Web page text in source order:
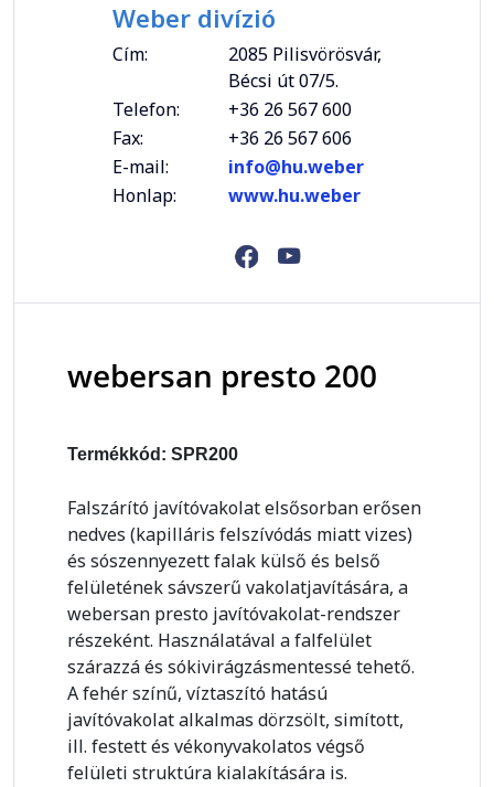
Weber divízió
Cím:
2085 Pilisvörösvár,
Bécsi út 07/5.
Telefon:
+36 26 567 600
Fax:
+36 26 567 606
E-mail:
info@hu.weber
Honlap:
www.hu.weber
webersan presto 200
Termékkód: SPR200
Falszárító javítóvakolat elsősorban erősen
nedves (kapilláris felszívódás miatt vizes)
és sószennyezett falak külső és belső
felületének sávszerű vakolatjavítására, a
webersan presto javítóvakolat-rendszer
részeként. Használatával a falfelület
szárazzá és sókivirágzásmentessé tehető.
A fehér színű, víztaszító hatású
javítóvakolat alkalmas dörzsölt, simított,
ill. festett és vékonyvakolatos végső
felületi struktúra kialakítására is.